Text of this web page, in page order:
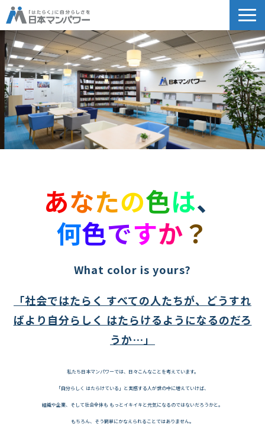
個人のお客様向け
法人のお客様向け
教育関係者向け
HRフェス／イベント情報
キャリアのこれから研究所
企業情報
あなたの色は、
何色ですか？
What color is yours?
「社会ではたらく すべての人たちが、どうすれ
ばより自分らしく はたらけるようになるのだろ
うか…」
私たち日本マンパワーでは、日々こんなことを考えています。
「自分らしく はたらけている」と実感する人が世の中に増えていけば、
組織や企業、そして社会全体も もっとイキイキと元気になるのではないだろうかと。
もちろん、そう簡単にかなえられることではありません。